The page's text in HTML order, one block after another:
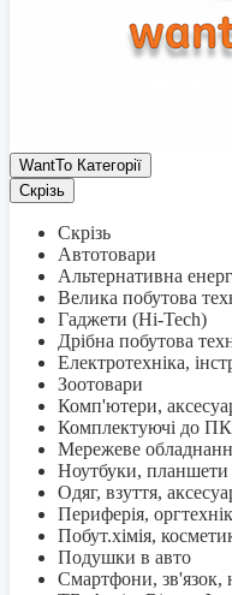
WantTo Категорії
Скрізь
Скрізь
Автотовари
Альтернативна
Велика побутова
Гаджети (Hi-Tech)
Дрібна побутова
Електротехніка,
Зоотовари
Комп'ютери,
Комплектуючі до ПК
Мережеве
Ноутбуки, планшети
Одяг, взуття,
Периферія,
Побут.хімія,
Подушки в авто
Смартфони, зв'язок,